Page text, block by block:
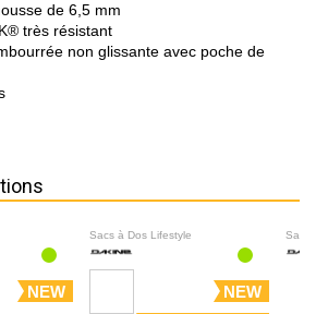
de 6,5 mm
très résistant
non glissante avec poche de
NEW
Sacs à Dos Lifestyle
NEW
Sacs